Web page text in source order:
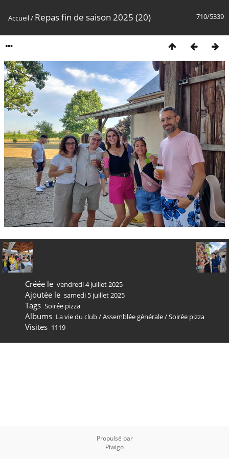
710/5339
Accueil/ Repas fin de saison 2025 (20)
Créée le vendredi 4 juillet 2025
Ajoutée le samedi 5 juillet 2025
Tags Soirée pizza
Albums La vie du club/Assemblée générale/Soirée pizza
Visites 1119
Propulsé par
Piwigo